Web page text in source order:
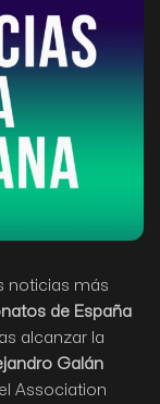
noticias más
de España
alcanzar la
Galán
Association